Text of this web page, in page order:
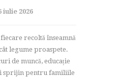
iulie 2026
fiecare recoltă înseamnă
legume proaspete.
de muncă, educație
sprijin pentru familiile